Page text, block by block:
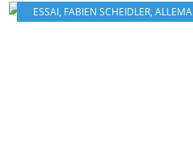
ESSAI, FABIEN SCHEIDLER, ALLEMAGNE